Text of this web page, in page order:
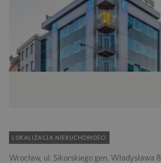
LOKALIZACJA NIERUCHOMOŚCI
Wrocław, ul. Sikorskiego gen. Władysława 8